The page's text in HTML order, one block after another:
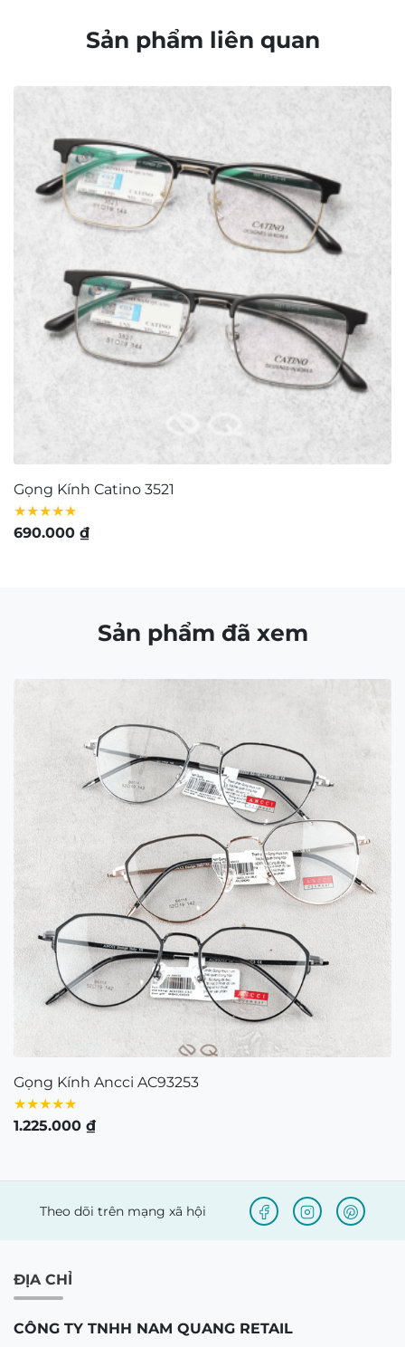
Sản phẩm liên quan
Gọng Kính Catino 3521
★★★★★
690.000 ₫
Sản phẩm đã xem
Gọng Kính Ancci AC93253
★★★★★
1.225.000 ₫
Theo dõi trên mạng xã hội
ĐỊA CHỈ
CÔNG TY TNHH NAM QUANG RETAIL